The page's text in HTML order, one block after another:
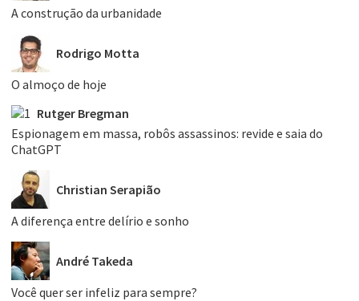
A construção da urbanidade
Rodrigo Motta
O almoço de hoje
Rutger Bregman
Espionagem em massa, robôs assassinos: revide e saia do
ChatGPT
Christian Serapião
A diferença entre delírio e sonho
André Takeda
Você quer ser infeliz para sempre?